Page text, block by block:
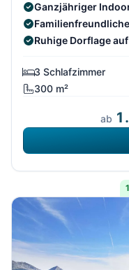
Ganzjähriger
Ruhige Dorflage
3 Schlafzimmer
300 m²
ab